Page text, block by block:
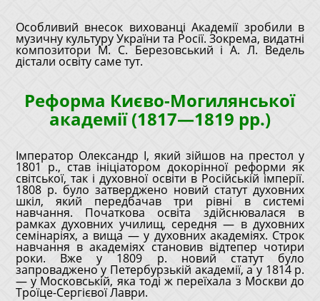
Особливий внесок вихованці Академії зробили в
музичну культуру України та Росії. Зокрема, видатні
композитори М. С. Березовський і А. Л. Ведель
дістали освіту саме тут.
Реформа Києво-Могилянської
академії (1817—1819 рр.)
Імператор Олександр I, який зійшов на престол у
1801 р., став ініціатором докорінної реформи як
світської, так і духовної освіти в Російській імперії.
1808 р. було затверджено новий статут духовних
шкіл, який передбачав три рівні в системі
навчання. Початкова освіта здійснювалася в
рамках духовних училищ, середня ― в духовних
семінаріях, а вища ― у духовних академіях. Строк
навчання в академіях становив відтепер чотири
роки. Вже у 1809 р. новий статут було
запроваджено у Петербурзькій академії, а у 1814 р.
― у Московській, яка тоді ж переїхала з Москви до
Троїце-Сергієвої Лаври.